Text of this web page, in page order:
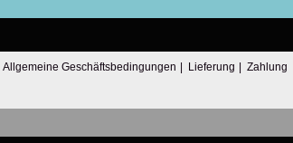
Allgemeine Geschäftsbedingungen Lieferung Zahlung